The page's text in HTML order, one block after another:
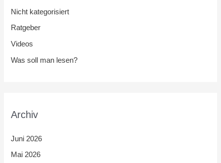
Nicht kategorisiert
Ratgeber
Videos
Was soll man lesen?
Archiv
Juni 2026
Mai 2026